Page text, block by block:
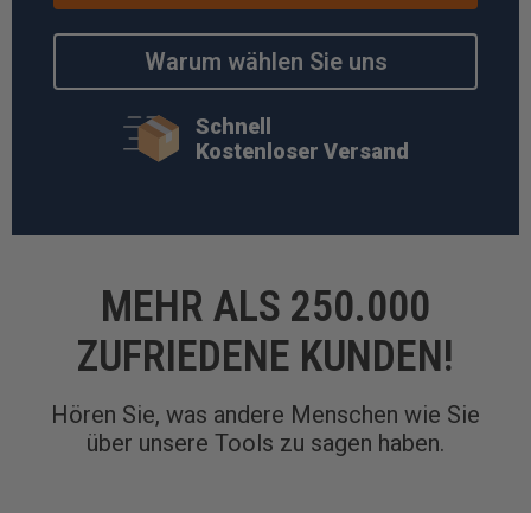
Warum wählen Sie uns
Schnell
Kostenloser Versand
MEHR ALS 250.000
ZUFRIEDENE KUNDEN!
Hören Sie, was andere Menschen wie Sie
über unsere Tools zu sagen haben.